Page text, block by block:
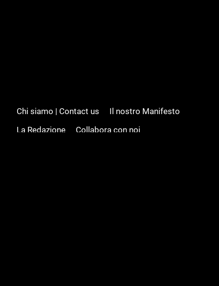
Chi siamo | Contact us
Il nostro Manifesto
La Redazione
Collabora con noi